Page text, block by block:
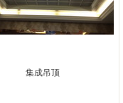
集成吊顶